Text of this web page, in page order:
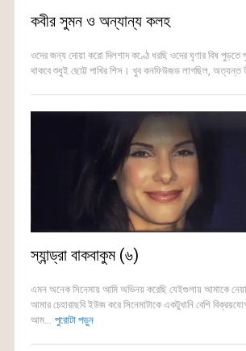
কবীর সুমন ও অন্যান্য কলহ
ওদের জন্য দোয়া করো দিলশাদ কণ্ঠে ধরছি ওদের ঘৃণার বিষ পুড়তে
থাকবে শুধুই ছোট্ট পাখির শিস। খুব কনফিউজড লাগছিল, অত্যন্ত
স্যান্ড্রা বাকবাকুম (৬)
এমন অনেক সিনেমায় আমি অভিনয় করেছি যেইগুলায় আমাকে
আমার চেহারাছবি ইউজ করে সিনেমাটাকে একটুখানি বেশি
আম... পুরোটা পড়ুন